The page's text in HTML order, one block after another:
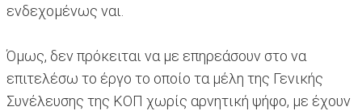
ενδεχομένως ναι.
Όμως, δεν πρόκειται να με επηρεάσουν στο να
επιτελέσω το έργο το οποίο τα μέλη της Γενικής
Συνέλευσης της ΚΟΠ χωρίς αρνητική ψήφο, με έχουν